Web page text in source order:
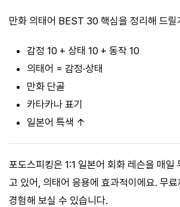
만화 의태어 BEST 30 핵심을 정리해 드릴
감정 10 + 상태 10 + 동작 10
의태어 = 감정·상태
만화 단골
카타카나 표기
일본어 특색 ↑
포도스피킹은 1:1 일본어 회화 레슨을 매일
고 있어, 의태어 응용에 효과적이에요. 무
경험해 보실 수 있습니다.